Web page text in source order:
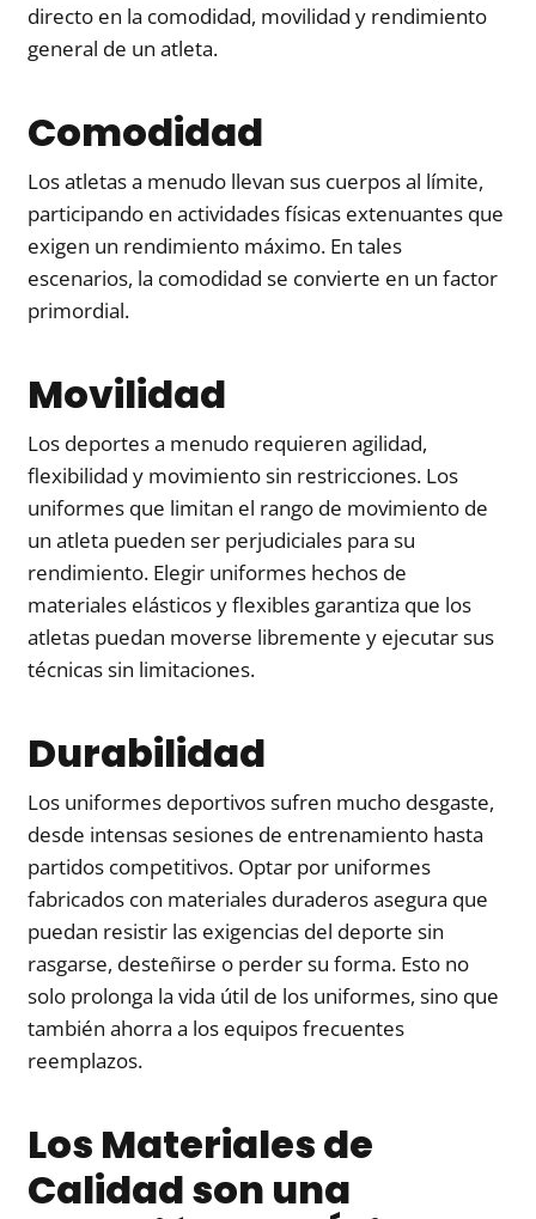
directo en la comodidad, movilidad y rendimiento
general de un atleta.
Comodidad
Los atletas a menudo llevan sus cuerpos al límite,
participando en actividades físicas extenuantes que
exigen un rendimiento máximo. En tales
escenarios, la comodidad se convierte en un factor
primordial.
Movilidad
Los deportes a menudo requieren agilidad,
flexibilidad y movimiento sin restricciones. Los
uniformes que limitan el rango de movimiento de
un atleta pueden ser perjudiciales para su
rendimiento. Elegir uniformes hechos de
materiales elásticos y flexibles garantiza que los
atletas puedan moverse libremente y ejecutar sus
técnicas sin limitaciones.
Durabilidad
Los uniformes deportivos sufren mucho desgaste,
desde intensas sesiones de entrenamiento hasta
partidos competitivos. Optar por uniformes
fabricados con materiales duraderos asegura que
puedan resistir las exigencias del deporte sin
rasgarse, desteñirse o perder su forma. Esto no
solo prolonga la vida útil de los uniformes, sino que
también ahorra a los equipos frecuentes
reemplazos.
Los Materiales de
Calidad son una